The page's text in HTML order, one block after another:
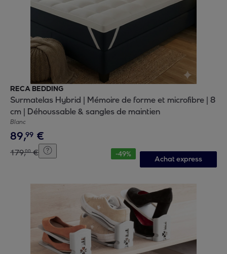
RECA BEDDING
Surmatelas Hybrid | Mémoire de forme et microfibre | 8
cm | Déhoussable & sangles de maintien
Blanc
89,99 €
179,00 € -49%
Achat express